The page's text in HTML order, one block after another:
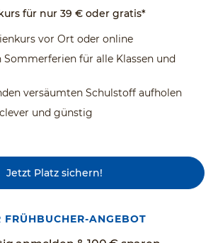
für nur 39 € oder gratis*
vor Ort oder online
Sommerferien für alle Klassen und
versäumten Schulstoff aufholen
und günstig
Jetzt Platz sichern!
FRÜHBUCHER-ANGEBOT